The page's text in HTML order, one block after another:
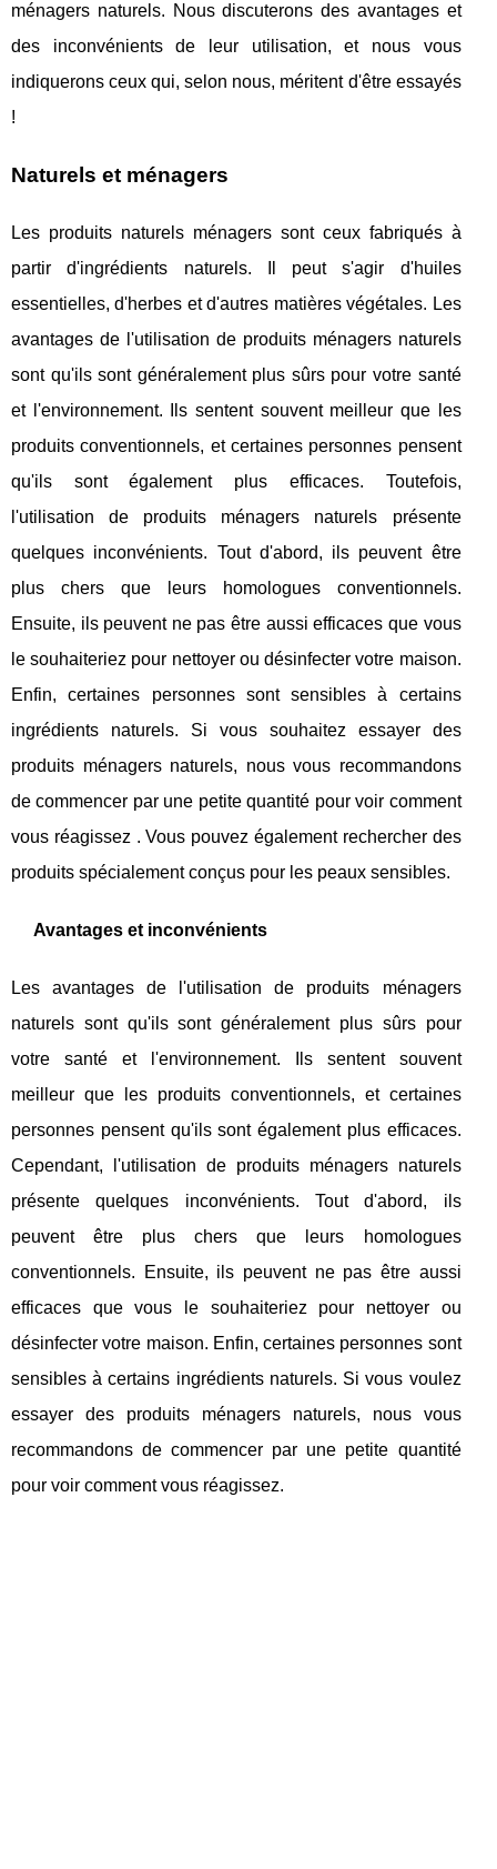
ménagers naturels. Nous discuterons des avantages et
des inconvénients de leur utilisation, et nous vous
indiquerons ceux qui, selon nous, méritent d'être essayés
!
Naturels et ménagers
Les produits naturels ménagers sont ceux fabriqués à
partir d'ingrédients naturels. Il peut s'agir d'huiles
essentielles, d'herbes et d'autres matières végétales. Les
avantages de l'utilisation de produits ménagers naturels
sont qu'ils sont généralement plus sûrs pour votre santé
et l'environnement. Ils sentent souvent meilleur que les
produits conventionnels, et certaines personnes pensent
qu'ils sont également plus efficaces. Toutefois,
l'utilisation de produits ménagers naturels présente
quelques inconvénients. Tout d'abord, ils peuvent être
plus chers que leurs homologues conventionnels.
Ensuite, ils peuvent ne pas être aussi efficaces que vous
le souhaiteriez pour nettoyer ou désinfecter votre maison.
Enfin, certaines personnes sont sensibles à certains
ingrédients naturels. Si vous souhaitez essayer des
produits ménagers naturels, nous vous recommandons
de commencer par une petite quantité pour voir comment
vous réagissez . Vous pouvez également rechercher des
produits spécialement conçus pour les peaux sensibles.
Avantages et inconvénients
Les avantages de l'utilisation de produits ménagers
naturels sont qu'ils sont généralement plus sûrs pour
votre santé et l'environnement. Ils sentent souvent
meilleur que les produits conventionnels, et certaines
personnes pensent qu'ils sont également plus efficaces.
Cependant, l'utilisation de produits ménagers naturels
présente quelques inconvénients. Tout d'abord, ils
peuvent être plus chers que leurs homologues
conventionnels. Ensuite, ils peuvent ne pas être aussi
efficaces que vous le souhaiteriez pour nettoyer ou
désinfecter votre maison. Enfin, certaines personnes sont
sensibles à certains ingrédients naturels. Si vous voulez
essayer des produits ménagers naturels, nous vous
recommandons de commencer par une petite quantité
pour voir comment vous réagissez.